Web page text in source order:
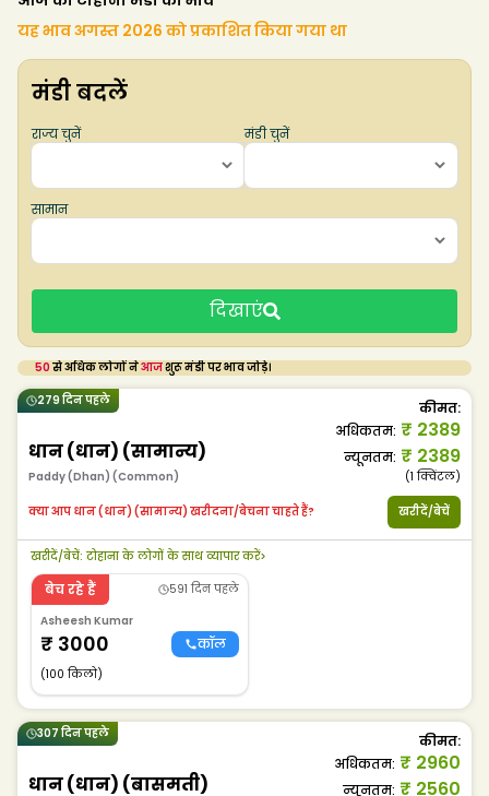
यह भाव अगस्त 2026 को प्रकाशित किया गया था
मंडी बदलें
राज्य चुनें मंडी चुनें
सामान
दिखाएं
50 से अधिक लोगों नेआजशुरू मंडी पर भाव जोड़े।
279 दिन पहले
धान (धान) (सामान्य)
Paddy (Dhan) (Common)
कीमत:
अधिकतम: ₹ 2389
न्यूनतम: ₹ 2389
(1क्विंटल)
क्या आप धान (धान) (सामान्य) खरीदना/बेचना चाहते हैं? खरीदें/बेचें
खरीदें/बेचें: टोहाना के लोगों के साथ व्यापार करें>
बेच रहे हैं
591 दिन पहले
Asheesh Kumar
₹ 3000 कॉल
(100 किलो)
307 दिन पहले
धान (धान) (बासमती)
कीमत:
अधिकतम: ₹ 2960
न्यूनतम: ₹ 2560